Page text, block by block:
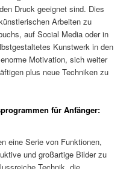
Druck geeignet sind. Dies
Arbeiten zu
auf Social Media oder in
Kunstwerk in den
Motivation, sich weiter
plus neue Techniken zu
für Anfänger:
eine Serie von Funktionen,
und großartige Bilder zu
Technik, die